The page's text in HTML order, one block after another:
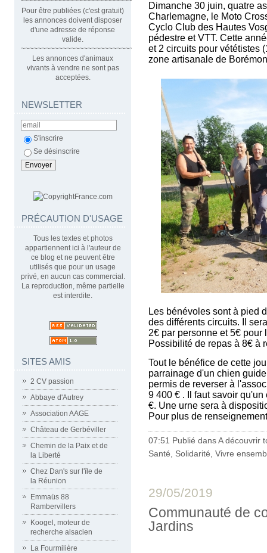
Pour être publiées (c'est gratuit)
les annonces doivent disposer
d'une adresse de réponse
valide.
~~~~~~~~~~~~~~~~~~~~~~~~~~~~~~~~
Les annonces d'animaux
vivants à vendre ne sont pas
acceptées.
NEWSLETTER
S'inscrire
Se désinscrire
PRÉCAUTION D'USAGE
Tous les textes et photos
appartiennent ici à l'auteur de
ce blog et ne peuvent être
utilisés que pour un usage
privé, en aucun cas commercial.
La reproduction, même partielle
est interdite.
SITES AMIS
2 CV passion
Abbaye d'Autrey
Association AAGE
Château de Gerbéviller
Chemin de la Paix et de
la Liberté
Chez Dan's sur l'île de
la Réunion
Emmaüs 88
Rambervillers
Koogel, moteur de
recherche alsacien
La Fourmilière
Dimanche 30 juin, quatre
Charlemagne, le Moto
Cyclo Club des Hautes
pédestre et VTT. Cette
et 2 circuits pour vététistes
zone artisanale de
Les bénévoles sont à pied
des différents circuits. Il
2€ par personne et 5€ pour
Possibilité de repas à 8€ à
Tout le bénéfice de cette
parrainage d'un chien
permis de reverser à
9 400 € . Il faut savoir
€. Une urne sera à
Pour plus de
07:51 Publié dansA découvrir
Santé
Solidarité Vivre
29/05/2019
Communauté de
Jardins